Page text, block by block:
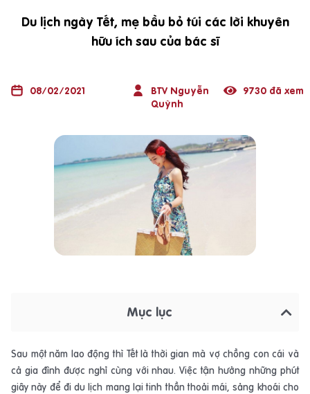
Du lịch ngày Tết, mẹ bầu bỏ túi các lời khuyên
hữu ích sau của bác sĩ
08/02/2021
BTV Nguyễn
Quỳnh
9730 đã xem
Mục lục
Sau một năm lao động thì Tết là thời gian mà vợ chồng con cái và
cả gia đình được nghỉ cùng với nhau. Việc tận hưởng những phút
giây này để đi du lịch mang lại tinh thần thoải mái, sảng khoái cho